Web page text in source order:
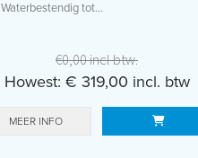
Waterbestendig tot...
€0,00 incl btw.
Howest: € 319,00 incl. btw
MEER INFO